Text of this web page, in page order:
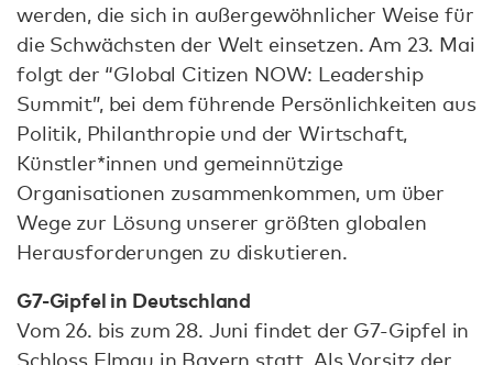
werden, die sich in außergewöhnlicher Weise für
die Schwächsten der Welt einsetzen. Am 23. Mai
folgt der “Global Citizen NOW: Leadership
Summit”, bei dem führende Persönlichkeiten aus
Politik, Philanthropie und der Wirtschaft,
Künstler*innen und gemeinnützige
Organisationen zusammenkommen, um über
Wege zur Lösung unserer größten globalen
Herausforderungen zu diskutieren.
G7-Gipfel in Deutschland
Vom 26. bis zum 28. Juni findet der G7-Gipfel in
Schloss Elmau in Bayern statt. Als Vorsitz der